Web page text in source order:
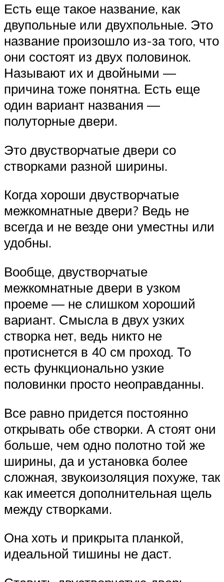
Есть еще такое название, как
двупольные или двухпольные. Это
название произошло из-за того, что
они состоят из двух половинок.
Называют их и двойными —
причина тоже понятна. Есть еще
один вариант названия —
полуторные двери.
Это двустворчатые двери со
створками разной ширины.
Когда хороши двустворчатые
межкомнатные двери? Ведь не
всегда и не везде они уместны или
удобны.
Вообще, двустворчатые
межкомнатные двери в узком
проеме — не слишком хороший
вариант. Смысла в двух узких
створка нет, ведь никто не
протиснется в 40 см проход. То
есть функционально узкие
половинки просто неоправданны.
Все равно придется постоянно
открывать обе створки. А стоят они
больше, чем одно полотно той же
ширины, да и установка более
сложная, звукоизоляция похуже, так
как имеется дополнительная щель
между створками.
Она хоть и прикрыта планкой,
идеальной тишины не даст.